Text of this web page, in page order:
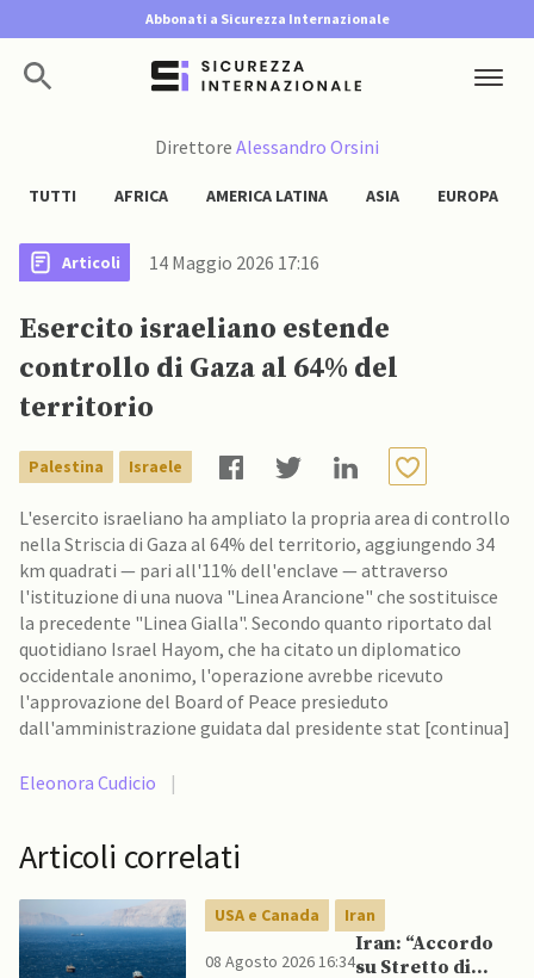
Abbonati a Sicurezza Internazionale
Direttore Alessandro Orsini
TUTTI AFRICA AMERICA LATINA ASIA EUROPA
Articoli 14 Maggio 2026 17:16
Esercito israeliano estende
controllo di Gaza al 64% del
territorio
Palestina Israele
L'esercito israeliano ha ampliato la propria area di controllo
nella Striscia di Gaza al 64% del territorio, aggiungendo 34
km quadrati — pari all'11% dell'enclave — attraverso
l'istituzione di una nuova "Linea Arancione" che sostituisce
la precedente "Linea Gialla". Secondo quanto riportato dal
quotidiano Israel Hayom, che ha citato un diplomatico
occidentale anonimo, l'operazione avrebbe ricevuto
l'approvazione del Board of Peace presieduto
dall'amministrazione guidata dal presidente stat [continua]
Eleonora Cudicio |
Articoli correlati
USA e Canada Iran
08 Agosto 2026 16:34
Iran: “Accordo
su Stretto di